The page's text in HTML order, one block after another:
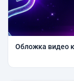
Обложка видео